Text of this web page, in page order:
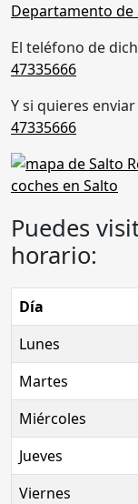
Departamento de
El teléfono de
47335666
Y si quieres
47335666
Puedes
horario:
Día
Lunes
Martes
Miércoles
Jueves
Viernes